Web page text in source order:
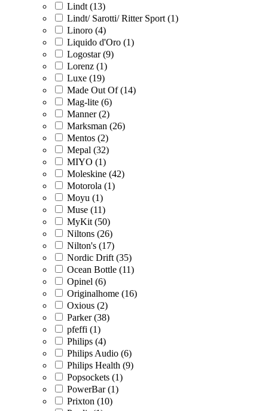
Lindt (13)
Lindt/ Sarotti/ Ritter Sport (1)
Linoro (4)
Liquido d'Oro (1)
Logostar (9)
Lorenz (1)
Luxe (19)
Made Out Of (14)
Mag-lite (6)
Manner (2)
Marksman (26)
Mentos (2)
Mepal (32)
MIYO (1)
Moleskine (42)
Motorola (1)
Moyu (1)
Muse (11)
MyKit (50)
Niltons (26)
Nilton's (17)
Nordic Drift (35)
Ocean Bottle (11)
Opinel (6)
Originalhome (16)
Oxious (2)
Parker (38)
pfeffi (1)
Philips (4)
Philips Audio (6)
Philips Health (9)
Popsockets (1)
PowerBar (1)
Prixton (10)